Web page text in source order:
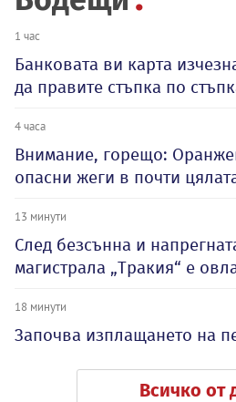
1 час
Банковата ви карта
да правите стъпка по
4 часа
Внимание, горещо:
опасни жеги в почти
13 минути
След безсънна и
магистрала „Тракия“ е
18 минути
Започва изплащането на
Всичко от